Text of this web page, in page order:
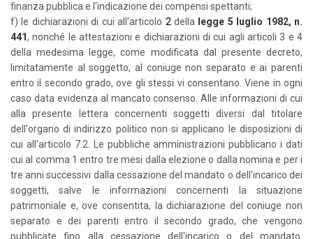
finanza pubblica e l'indicazione dei compensi spettanti;
f) le dichiarazioni di cui all'articolo 2 della
legge 5 luglio 1982, n.
441, nonché le attestazioni e dichiarazioni di cui agli articoli 3 e 4
della medesima legge, come modificata dal presente decreto,
limitatamente al soggetto, al coniuge non separato e ai parenti
entro il secondo grado, ove gli stessi vi consentano. Viene in ogni
caso data evidenza al mancato consenso. Alle informazioni di cui
alla presente lettera concernenti soggetti diversi dal titolare
dell'organo di indirizzo politico non si applicano le disposizioni di
cui all'articolo 7.2. Le pubbliche amministrazioni pubblicano i dati
cui al comma 1 entro tre mesi dalla elezione o dalla nomina e per i
tre anni successivi dalla cessazione del mandato o dell'incarico dei
soggetti, salve le informazioni concernenti la situazione
patrimoniale e, ove consentita, la dichiarazione del coniuge non
separato e dei parenti entro il secondo grado, che vengono
pubblicate fino alla cessazione dell'incarico o del mandato.